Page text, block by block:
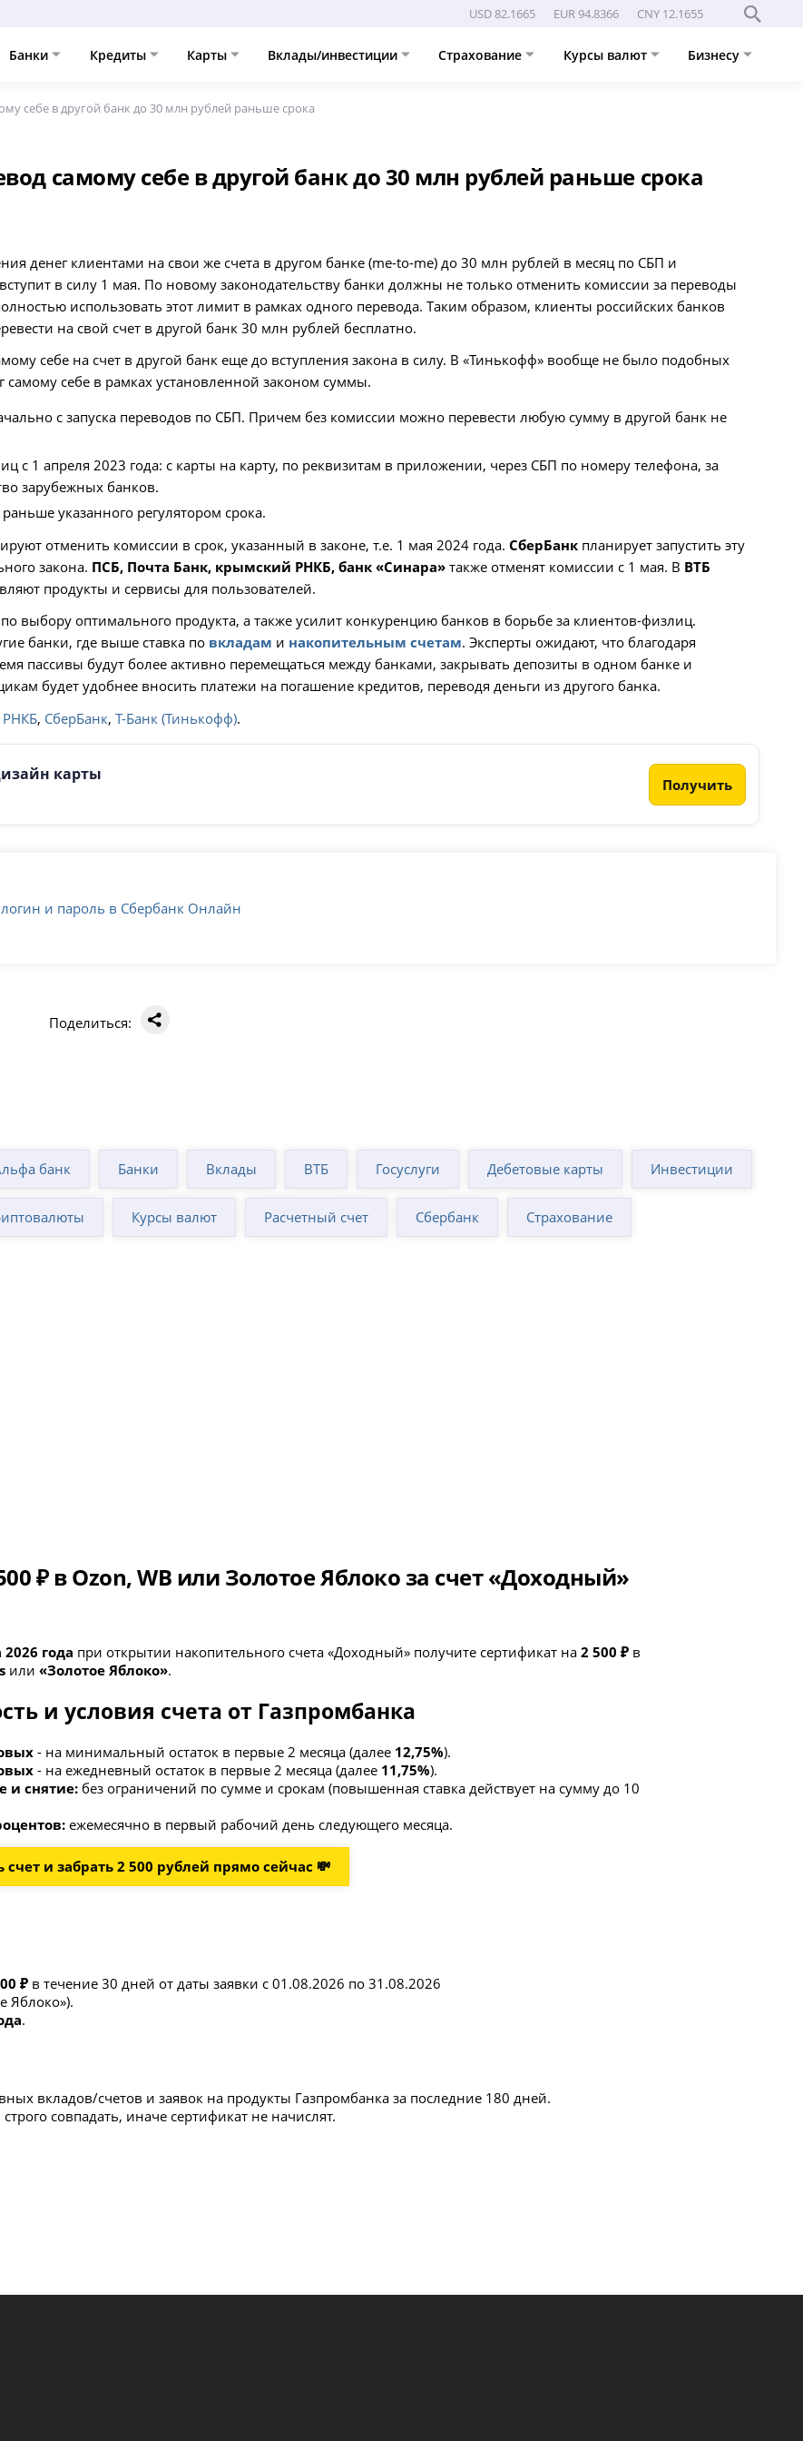
USD 82.1665 EUR 94.8366 CNY 12.1655
Банки Кредиты Карты Вклады/инвестиции Страхование Курсы валют Бизнесу
себе в другой банк до 30 млн рублей раньше срока
самому себе в другой банк до 30 млн рублей раньше срока
денег клиентами на свои же счета в другом банке (me-to-me) до 30 млн рублей в месяц по СБП и
в силу 1 мая. По новому законодательству банки должны не только отменить комиссии за переводы
использовать этот лимит в рамках одного перевода. Таким образом, клиенты российских банков
на свой счет в другой банк 30 млн рублей бесплатно.
себе на счет в другой банк еще до вступления закона в силу. В «Тинькофф» вообще не было подобных
себе в рамках установленной законом суммы.
с запуска переводов по СБП. Причем без комиссии можно перевести любую сумму в другой банк не
с 1 апреля 2023 года: с карты на карту, по реквизитам в приложении, через СБП по номеру телефона, за
зарубежных банков.
указанного регулятором срока.
отменить комиссии в срок, указанный в законе, т.е. 1 мая 2024 года.СберБанк планирует запустить эту
закона. ПСБ, Почта Банк, крымский РНКБ, банк «Синара» также отменят комиссии с 1 мая. В ВТБ
продукты и сервисы для пользователей.
выбору оптимального продукта, а также усилит конкуренцию банков в борьбе за клиентов-физлиц.
банки, где выше ставка по вкладам и накопительным счетам. Эксперты ожидают, что благодаря
пассивы будут более активно перемещаться между банками, закрывать депозиты в одном банке и
будет удобнее вносить платежи на погашение кредитов, переводя деньги из другого банка.
РНКБ, СберБанк,Т-Банк (Тинькофф).
карты
Получить
и пароль в Сбербанк Онлайн
Поделиться:
банк Банки Вклады ВТБ Госуслуги Дебетовые карты Инвестиции
Курсы валют Расчетный счет Сбербанк Страхование
₽ в Ozon, WB или Золотое Яблоко за счет «Доходный»
2026 года при открытии накопительного счета «Доходный» получите сертификат на2 500 ₽ в
или«Золотое Яблоко».
и условия счета от Газпромбанка
- на минимальный остаток в первые 2 месяца (далее 12,75%).
- на ежедневный остаток в первые 2 месяца (далее 11,75%).
и снятие:без ограничений по сумме и срокам (повышенная ставка действует на сумму до 10
ежемесячно в первый рабочий день следующего месяца.
счет и забрать 2 500 рублей прямо сейчас 💸
₽в течение 30 дней от даты заявки с 01.08.2026 по 31.08.2026
Яблоко»).
.
вкладов/счетов и заявок на продукты Газпромбанка за последние 180 дней.
совпадать, иначе сертификат не начислят.